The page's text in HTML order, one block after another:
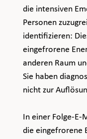
die intensiven
Personen
identifizieren:
eingefrorene
anderen Raum
Sie haben
nicht zur
In einer Folge-E-
die eingefrorene